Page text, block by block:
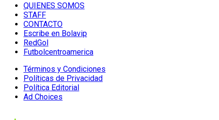
QUIENES SOMOS
STAFF
CONTACTO
Escribe en Bolavip
RedGol
Futbolcentroamerica
Términos y Condiciones
Políticas de Privacidad
Política Editorial
Ad Choices